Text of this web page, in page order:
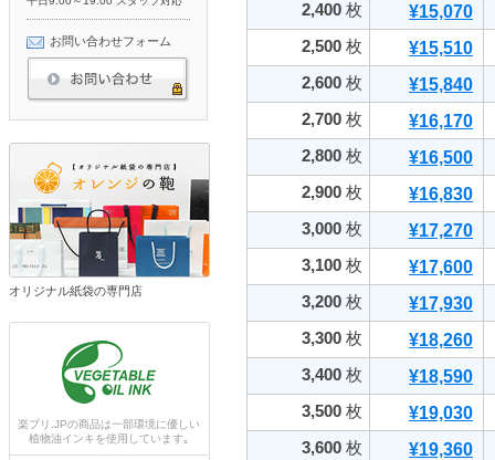
お問い合わせフォーム
オリジナル紙袋の専門店
楽プリ.JPの商品は一部環境に優しい
植物油インキを使用しています｡
2,400 枚
¥15,070
2,500 枚
¥15,510
2,600 枚
¥15,840
2,700 枚
¥16,170
2,800 枚
¥16,500
2,900 枚
¥16,830
3,000 枚
¥17,270
3,100 枚
¥17,600
3,200 枚
¥17,930
3,300 枚
¥18,260
3,400 枚
¥18,590
3,500 枚
¥19,030
3,600 枚
¥19,360